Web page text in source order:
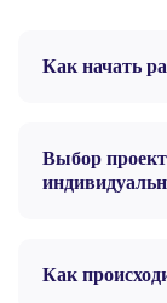
Как начать
Выбор
Как